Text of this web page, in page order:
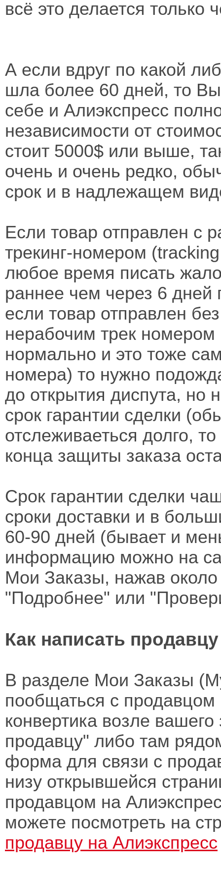
всё это делается только
А если вдруг по какой
шла более 60 дней, то
себе и Алиэкспресс
независимости от
стоит 5000$ или выше,
очень и очень редко,
срок и в надлежащем
Если товар отправлен с
трекинг-номером
любое время писать
раннее чем через 6 дней
если товар отправлен
нерабочим трек номером
нормально и это тоже
номера) то нужно
до открытия диспута, но
срок гарантии сделки
отслеживаеться долго,
конца защиты заказа
Срок гарантии сделки
сроки доставки и в
60-90 дней (бывает и
информацию можно на
Мои Заказы, нажав около
"Подробнее" или
Как написать
В разделе Мои Заказы
пообщаться с продавцом
конвертика возле
продавцу" либо там
форма для связи с
низу открывшейся
продавцом на
можете посмотреть на
продавцу на Алиэкспресс